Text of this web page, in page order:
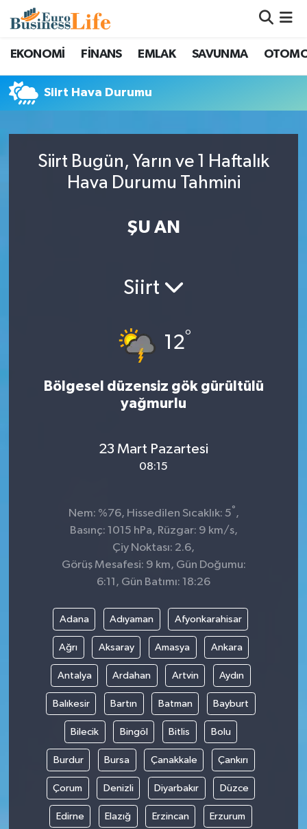
EKONOMİ FİNANS EMLAK SAVUNMA
Siirt Hava Durumu
Siirt Bugün, Yarın ve 1 Haftalık
Hava Durumu Tahmini
ŞU AN
Siirt
12°
Bölgesel düzensiz gök gürültülü
yağmurlu
23 Mart Pazartesi
08:15
Nem: %76, Hissedilen Sıcaklık: 5° ,
Basınç: 1015 hPa, Rüzgar: 9 km/s,
Çiy Noktası: 2.6,
Görüş Mesafesi: 9 km, Gün Doğumu:
6:11, Gün Batımı: 18:26
Adana Adıyaman Afyonkarahisar
Ağrı Aksaray Amasya Ankara
Antalya Ardahan Artvin Aydın
Balıkesir Bartın Batman Bayburt
Bilecik Bingöl Bitlis Bolu
Burdur Bursa Çanakkale Çankırı
Çorum Denizli Diyarbakır Düzce
Edirne Elazığ Erzincan Erzurum
Nöbetçi Eczaneler
Hava Durumu
Trafik Durumu
Süper Lig Puan Durumu ve Fikstür